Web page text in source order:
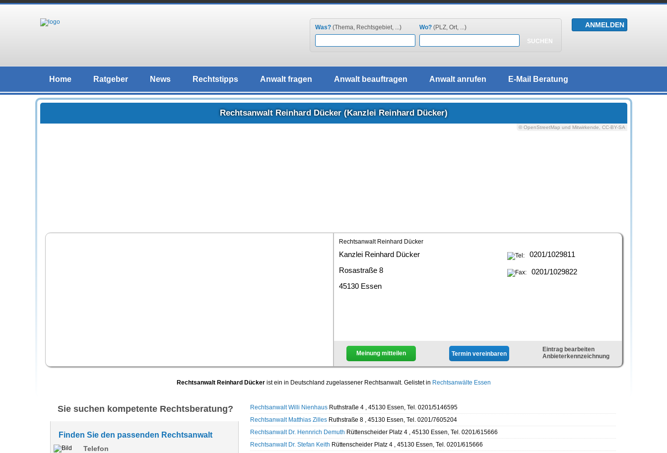
Was? (Thema, Rechtsgebiet, ...) Wo? (PLZ, Ort, ...)
Home Ratgeber News Rechtstipps Anwalt fragen Anwalt beauftragen Anwalt anrufen E-Mail Beratung
Rechtsanwalt Reinhard Dücker (Kanzlei Reinhard Dücker)
© OpenStreetMap und Mitwirkende, CC-BY-SA
Rechtsanwalt Reinhard Dücker
Kanzlei Reinhard Dücker
Rosastraße 8
45130 Essen
0201/1029811
0201/1029822
Meinung mitteilen
Eintrag bearbeiten
Anbieterkennzeichnung
Rechtsanwalt Reinhard Dückerist ein in Deutschland zugelassener Rechtsanwalt. Gelistet in Rechtsanwälte Essen
Sie suchen kompetente Rechtsberatung?
Finden Sie den passenden Rechtsanwalt
Telefon
Rechtsanwalt Willi NienhausRuthstraße 4 , 45130 Essen, Tel. 0201/5146595
Rechtsanwalt Matthias ZillesRuthstraße 8 , 45130 Essen, Tel. 0201/7605204
Rechtsanwalt Dr. Hennrich Demuth Rüttenscheider Platz 4 , 45130 Essen, Tel. 0201/615666
Rechtsanwalt Dr. Stefan Keith Rüttenscheider Platz 4 , 45130 Essen, Tel. 0201/615666